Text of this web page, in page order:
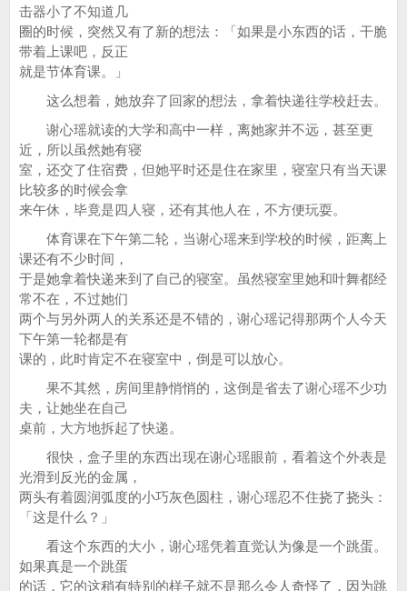
击器小了不知道几
圈的时候，突然又有了新的想法：「如果是小东西的话，干脆
带着上课吧，反正
就是节体育课。」
这么想着，她放弃了回家的想法，拿着快递往学校赶去。
谢心瑶就读的大学和高中一样，离她家并不远，甚至更
近，所以虽然她有寝
室，还交了住宿费，但她平时还是住在家里，寝室只有当天课
比较多的时候会拿
来午休，毕竟是四人寝，还有其他人在，不方便玩耍。
体育课在下午第二轮，当谢心瑶来到学校的时候，距离上
课还有不少时间，
于是她拿着快递来到了自己的寝室。虽然寝室里她和叶舞都经
常不在，不过她们
两个与另外两人的关系还是不错的，谢心瑶记得那两个人今天
下午第一轮都是有
课的，此时肯定不在寝室中，倒是可以放心。
果不其然，房间里静悄悄的，这倒是省去了谢心瑶不少功
夫，让她坐在自己
桌前，大方地拆起了快递。
很快，盒子里的东西出现在谢心瑶眼前，看着这个外表是
光滑到反光的金属，
两头有着圆润弧度的小巧灰色圆柱，谢心瑶忍不住挠了挠头：
「这是什么？」
看这个东西的大小，谢心瑶凭着直觉认为像是一个跳蛋。
如果真是一个跳蛋
的话，它的这稍有特别的样子就不是那么令人奇怪了，因为跳